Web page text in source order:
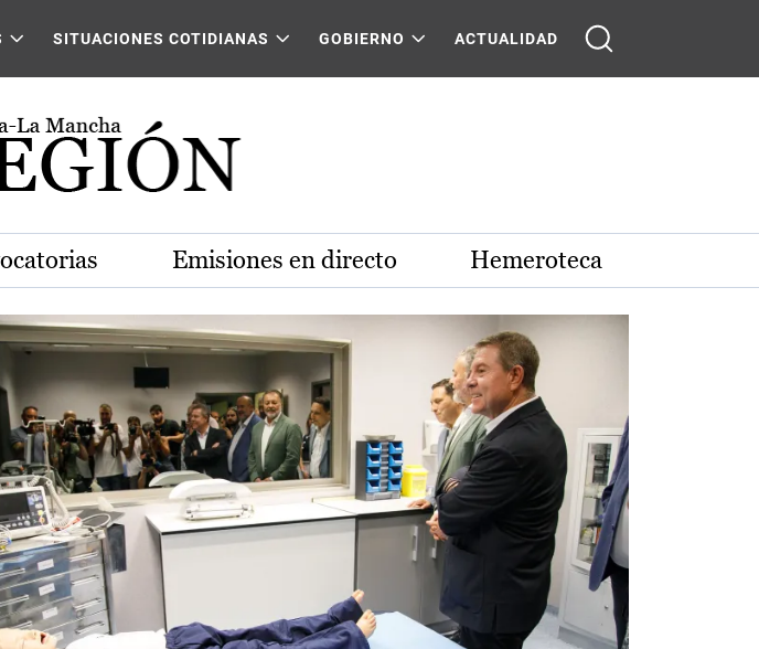
SITUACIONES COTIDIANAS GOBIERNO ACTUALIDAD
Emisiones en directo Hemeroteca